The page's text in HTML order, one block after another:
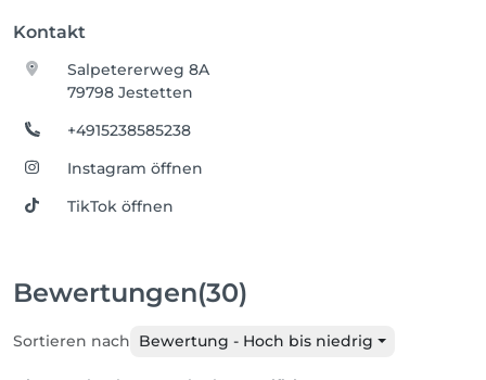
Kontakt
Salpetererweg 8A
79798 Jestetten
+4915238585238
Instagram öffnen
TikTok öffnen
Bewertungen(30)
Sortieren nach Bewertung - Hoch bis niedrig